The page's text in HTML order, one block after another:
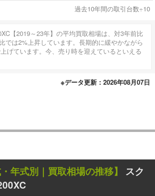
過去10年間の取引台数÷10
【2019～23年】の平均買取相場は、対3年前比
では2%上昇しています。長期的に緩やかながら
げています。今、売り時を迎えているといえる
※データ更新：2026年08月07日
・年式別｜買取相場の推移】
スク